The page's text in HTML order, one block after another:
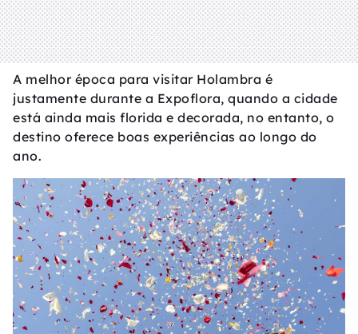
A melhor época para visitar Holambra é
justamente durante a Expoflora, quando a cidade
está ainda mais florida e decorada, no entanto, o
destino oferece boas experiências ao longo do
ano.